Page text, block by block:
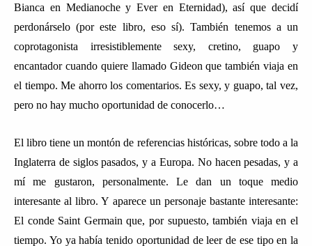
Bianca en Medianoche y Ever en Eternidad), así que decidí
perdonárselo (por este libro, eso sí). También tenemos a un
coprotagonista irresistiblemente sexy, cretino, guapo y
encantador cuando quiere llamado Gideon que también viaja en
el tiempo. Me ahorro los comentarios. Es sexy, y guapo, tal vez,
pero no hay mucho oportunidad de conocerlo…
El libro tiene un montón de referencias históricas, sobre todo a la
Inglaterra de siglos pasados, y a Europa. No hacen pesadas, y a
mí me gustaron, personalmente. Le dan un toque medio
interesante al libro. Y aparece un personaje bastante interesante:
El conde Saint Germain que, por supuesto, también viaja en el
tiempo. Yo ya había tenido oportunidad de leer de ese tipo en la